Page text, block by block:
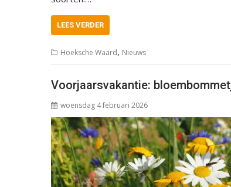
LEES VERDER
Hoeksche Waard, Nieuws
Voorjaarsvakantie:
woensdag 4 februari 2026